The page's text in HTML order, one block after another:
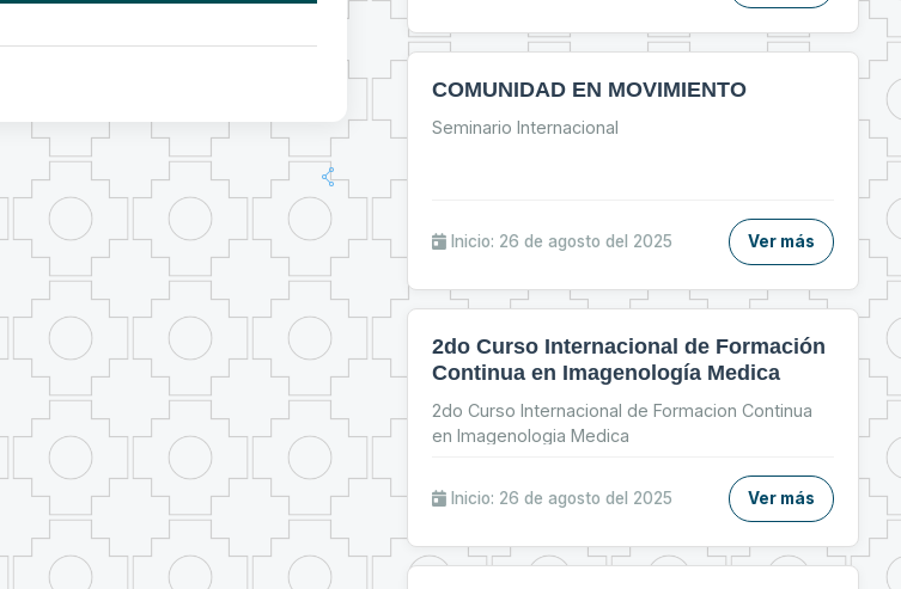
COMUNIDAD EN MOVIMIENTO
Seminario Internacional
Inicio: 26 de agosto del 2025 Ver más
2do Curso Internacional de Formación
Continua en Imagenología Medica
2do Curso Internacional de Formacion Continua
en Imagenologia Medica
Inicio: 26 de agosto del 2025 Ver más